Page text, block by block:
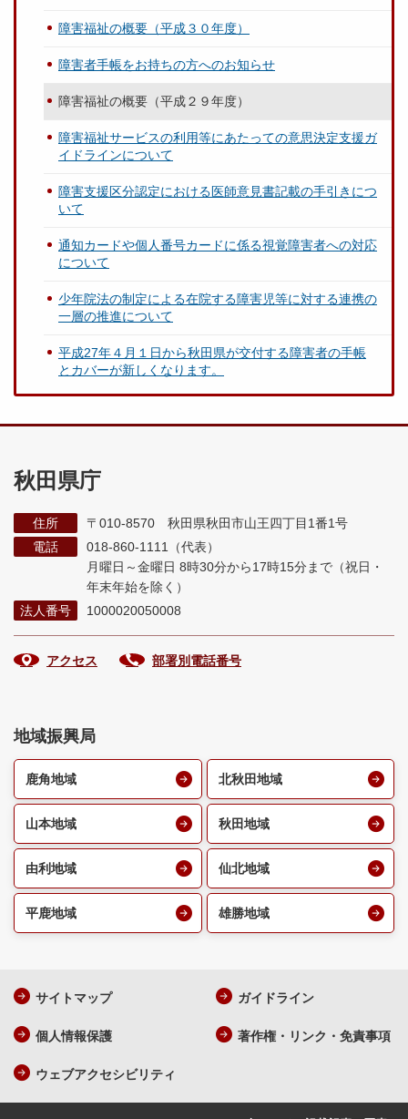
障害福祉の概要（平成３０年度）
障害者手帳をお持ちの方へのお知らせ
障害福祉の概要（平成２９年度）
障害福祉サービスの利用等にあたっての意思決定支援ガ
イドラインについて
障害支援区分認定における医師意見書記載の手引きにつ
いて
通知カードや個人番号カードに係る視覚障害者への対応
について
少年院法の制定による在院する障害児等に対する連携の
一層の推進について
平成27年４月１日から秋田県が交付する障害者の手帳
とカバーが新しくなります。
秋田県庁
住所
〒010-8570 秋田県秋田市山王四丁目1番1号
電話
018-860-1111（代表）
月曜日～金曜日 8時30分から17時15分まで （祝日・
年末年始を除く）
法人番号
1000020050008
アクセス 部署別電話番号
地域振興局
鹿角地域 北秋田地域
山本地域 秋田地域
由利地域 仙北地域
平鹿地域 雄勝地域
サイトマップ ガイドライン
個人情報保護 著作権・リンク・免責事項
ウェブアクセシビリティ